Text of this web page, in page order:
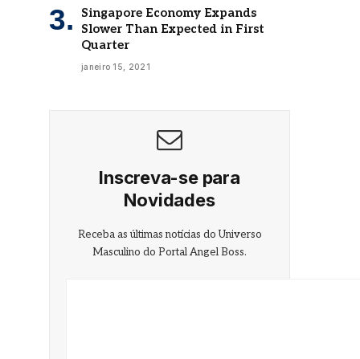
Singapore Economy Expands
Slower Than Expected in First
Quarter
janeiro 15, 2021
Inscreva-se para
Novidades
Receba as últimas notícias do Universo
Masculino do Portal Angel Boss.